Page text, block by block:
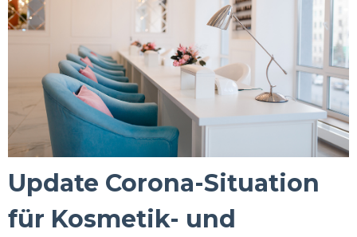
Update Corona-Situation
für Kosmetik- und